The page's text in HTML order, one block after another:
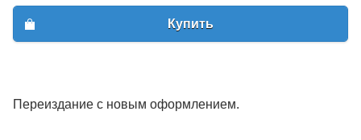
Купить
Переиздание с новым оформлением.